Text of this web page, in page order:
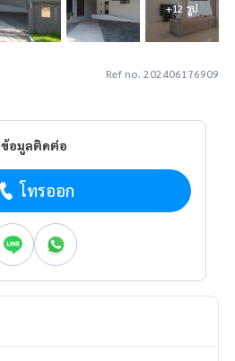
+12 รูป
Ref no. 202406176909
ข้อมูลติดต่อ
โทรออก